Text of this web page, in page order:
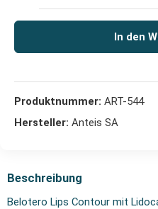
In den
Produktnummer: ART-544
Hersteller: Anteis SA
Beschreibung
Belotero Lips Contour mit